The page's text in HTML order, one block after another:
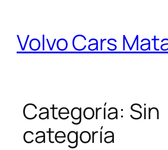
contenido
Volvo Cars
Categoría: Sin
categoría